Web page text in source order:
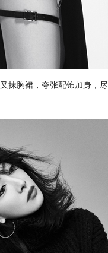
胸裙，夸张配饰加身，